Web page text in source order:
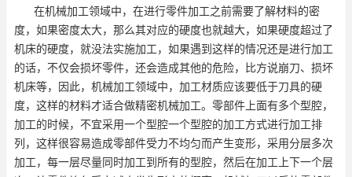
在机械加工领域中，在进行零件加工之前需要了解材料的密
度，如果密度太大，那么其对应的硬度也就越大，如果硬度超过了
机床的硬度，就没法实施加工，如果遇到这样的情况还是进行加工
的话，不仅会损坏零件，还会造成其他的危险，比方说崩刀、损坏
机床等，因此，机械加工领域中，加工材质应该要低于刀具的硬
度，这样的材料才适合做精密机械加工。零部件上面有多个型腔，
加工的时候，不宜采用一个型腔一个型腔的加工方式进行加工排
列，这样很容易造成零部件受力不均匀而产生变形，采用分层多次
加工，每一层尽量同时加工到所有的型腔，然后在加工上下一个层